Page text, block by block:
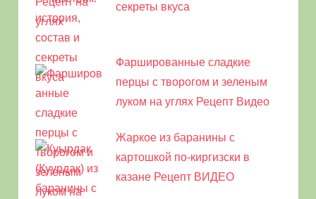
секреты вкуса
Фаршированные сладкие
перцы с творогом и зеленым
луком на углях Рецепт Видео
Жаркое из баранины с
картошкой по-киргизски в
казане Рецепт ВИДЕО